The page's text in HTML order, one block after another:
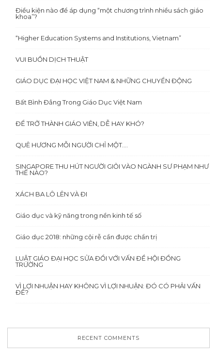
Điều kiện nào để áp dụng “một chương trình nhiều sách giáo
khoa”?
“Higher Education Systems and Institutions, Vietnam”
VUI BUỒN DỊCH THUẬT
GIÁO DỤC ĐẠI HỌC VIỆT NAM & NHỮNG CHUYỂN ĐỘNG
Bất Bình Đẳng Trong Giáo Dục Việt Nam
ĐỂ TRỞ THÀNH GIÁO VIÊN, DỄ HAY KHÓ?
QUÊ HƯƠNG MỖI NGƯỜI CHỈ MỘT….
SINGAPORE THU HÚT NGƯỜI GIỎI VÀO NGÀNH SƯ PHẠM NHƯ
THẾ NÀO?
XÁCH BA LÔ LÊN VÀ ĐI
Giáo dục và kỹ năng trong nền kinh tế số
Giáo dục 2018: những cội rễ cần được chẩn trị
LUẬT GIÁO ĐẠI HỌC SỬA ĐỔI VỚI VẤN ĐỀ HỘI ĐỒNG
TRƯỜNG
VÌ LỢI NHUẬN HAY KHÔNG VÌ LỢI NHUẬN: ĐÓ CÓ PHẢI VẤN
ĐỀ?
RECENT COMMENTS